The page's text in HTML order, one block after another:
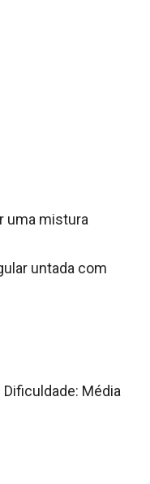
uma mistura
untada com
Média